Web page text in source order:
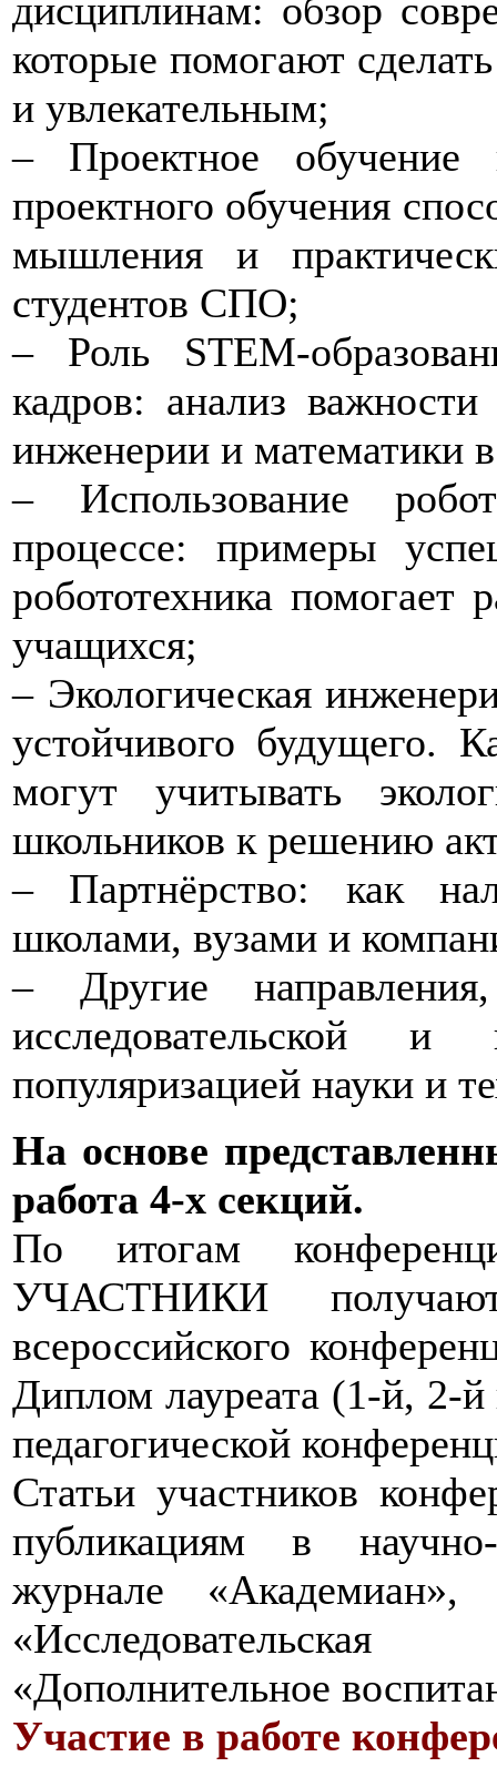
дисциплинам: обзор
которые помогают
и увлекательным;
– Проектное обучение
проектного обучения
мышления и
студентов СПО;
– Роль STEM-
кадров: анализ
инженерии и математики
– Использование
процессе: примеры
робототехника помогает
учащихся;
– Экологическая
устойчивого будущего.
могут учитывать
школьников к решению
– Партнёрство: как
школами, вузами и
– Другие
исследовательской и
популяризацией науки и
На основе
работа 4-х секций.
По итогам
УЧАСТНИКИ получают
всероссийского
Диплом лауреата (1-й, 2-й
педагогической
Статьи участников
публикациям в научно-
журнале
«Дополнительное
Участие в работе